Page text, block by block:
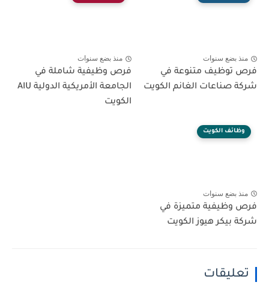
منذ بضع سنوات
فرص توظيف متنوعة في
شركة صناعات الغانم الكويت
منذ بضع سنوات
فرص وظيفية شاملة في
الجامعة الأمريكية الدولية AIU
الكويت
وظائف الكويت
منذ بضع سنوات
فرص وظيفية متميزة في
شركة بيكر هيوز الكويت
تعليقات